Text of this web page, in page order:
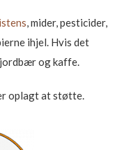
, mider, pesticider,
ihjel. Hvis det
og kaffe.
oplagt at støtte.